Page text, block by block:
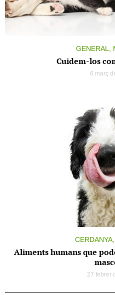
GENERAL,
Cuidem-los
6 març
Aliments humans que
27 febrer